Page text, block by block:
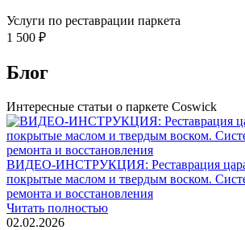
Услуги по реставрации паркета
1 500 ₽
Блог
Интересные статьи о паркете Coswick
ВИДЕО-ИНСТРУКЦИЯ: Реставрация
покрытые маслом и твердым воском.
ремонта и восстановления
Читать полностью
02.02.2026